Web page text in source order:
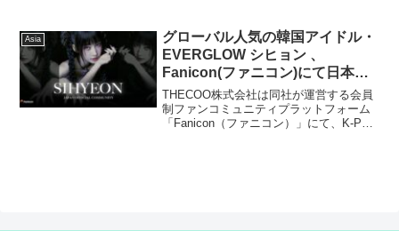
新号「vol.150...
Asia
グローバル人気の韓国アイドル・
EVERGLOW シヒョン 、
Fanicon(ファニコン)にて日本公
式ファンコミュニティをオープ
ン！
THECOO株式会社は同社が運営する会員
制ファンコミュニティプラットフォーム
「Fanicon（ファニコン）」にて、K-POP